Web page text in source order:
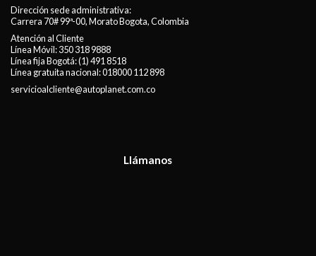
Dirección sede administrativa:
Carrera 70# 99ª-00, Morato Bogota, Colombia
Atención al Cliente
Línea Móvil:350 318 9888
Línea fija Bogotá:(1) 491 8518
Línea gratuita nacional:018000 112 898
servicioalcliente@autoplanet.com.co
Llámanos